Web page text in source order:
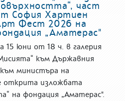
част
София Хартиен
Фест 2026 на
„Аматерас"
15 юни от 18 ч. в галерия
към Държавния
министъра на
открита изложбата
на фондация „Аматерас".